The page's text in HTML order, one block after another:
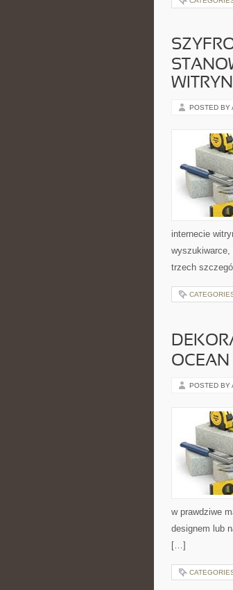
POSTED BY
internecie
wyszukiwarce,
trzech
OCEAN
POSTED BY
w prawdziwe
designem lub
[…]